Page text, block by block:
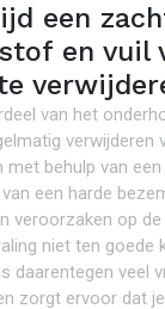
een
en vuil
van het
verwijderen
met behulp van
een harde
veroorzaken op
niet ten goede
daarentegen veel
zorgt ervoor dat